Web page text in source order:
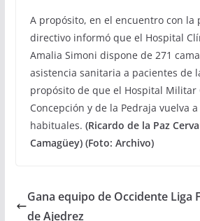
A propósito, en el encuentro con la
directivo informó que el Hospital
Amalia Simoni dispone de 271
asistencia sanitaria a pacientes de
propósito de que el Hospital Militar
Concepción y de la Pedraja vuelva
habituales. (Ricardo de la Paz
Camagüey) (Foto: Archivo)
Gana equipo de Occidente Liga
de Ajedrez